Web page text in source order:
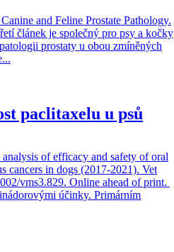
and Feline Prostate Pathology.
článek je společný pro psy a kočky
prostaty u obou zmíněných
paclitaxelu u psů
of efficacy and safety of oral
cancers in dogs (2017-2021). Vet
vms3.829. Online ahead of print.
účinky. Primárním